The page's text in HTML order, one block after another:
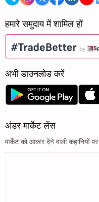
हमारे समुदाय में शामिल हों
अभी डाउनलोड करें
अंडर मार्केट लेंस
मार्केट को आकार देने वाली कहानियों